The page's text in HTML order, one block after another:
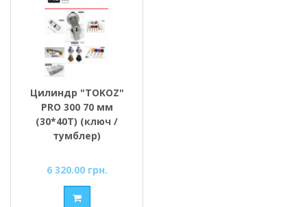
Цилиндр "TOKOZ"
PRO 300 70 мм
(30*40T) (ключ /
тумблер)
6 320.00 грн.